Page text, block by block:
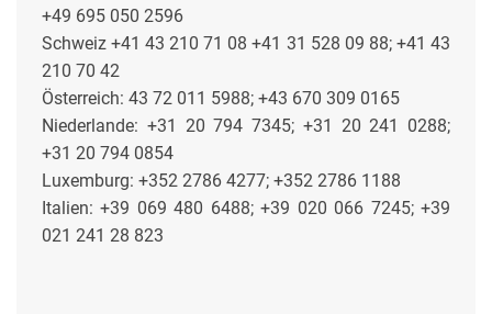
+49 695 050 2596
Schweiz +41 43 210 71 08 +41 31 528 09 88; +41 43
210 70 42
Österreich: 43 72 011 5988; +43 670 309 0165
Niederlande: +31 20 794 7345; +31 20 241 0288;
+31 20 794 0854
Luxemburg: +352 2786 4277; +352 2786 1188
Italien: +39 069 480 6488; +39 020 066 7245; +39
021 241 28 823